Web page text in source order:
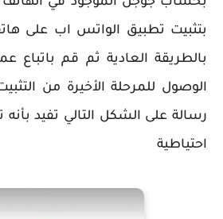
بتثبيت تطبيق الواتس اب على
بالطريقة العادية ثم قم باتباع
الوصول للمرحلة الأخيرة من
رسالة على الشكل التالي تفيد
احتياطية